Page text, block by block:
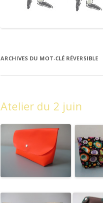
ARCHIVES DU MOT-CLÉ RÉVERSIBLE
Atelier du 2 juin